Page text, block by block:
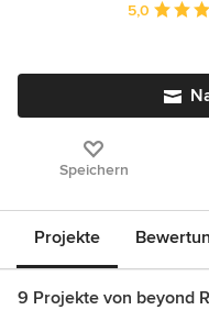
5,0
Speichern
Projekte
9 Projekte von beyond